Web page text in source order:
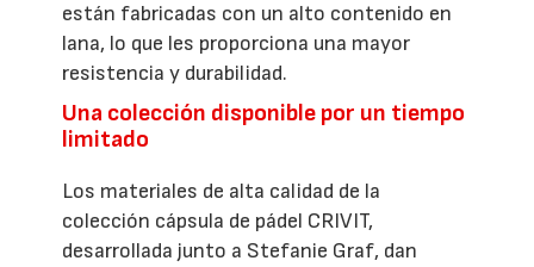
están fabricadas con un alto contenido en
lana, lo que les proporciona una mayor
resistencia y durabilidad.
Una colección disponible por un tiempo
limitado
Los materiales de alta calidad de la
colección cápsula de pádel CRIVIT,
desarrollada junto a Stefanie Graf, dan